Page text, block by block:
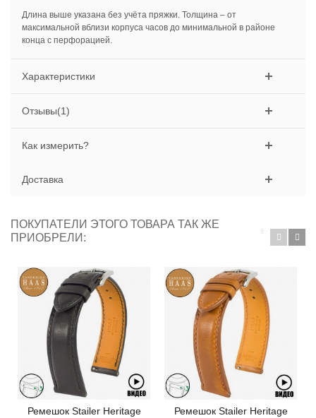
Длина выше указана без учёта пряжки. Толщина – от
максимальной вблизи корпуса часов до минимальной в районе
конца с перфорацией.
Характеристики
Отзывы(1)
Как измерить?
Доставка
ПОКУПАТЕЛИ ЭТОГО ТОВАРА ТАК ЖЕ
ПРИОБРЕЛИ:
Ремешок Stailer Heritage
Ремешок Stailer Heritage